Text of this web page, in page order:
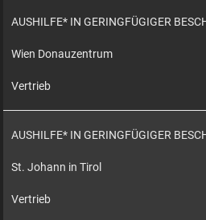
AUSHILFE* IN GERINGFÜGIGER
Wien Donauzentrum
Vertrieb
AUSHILFE* IN GERINGFÜGIGER
St. Johann in Tirol
Vertrieb